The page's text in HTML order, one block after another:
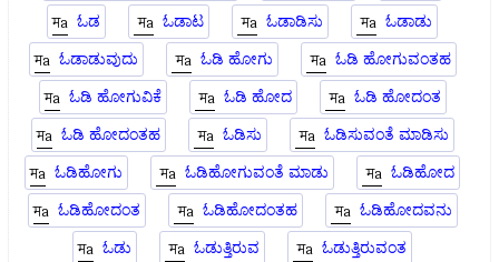
ಓಡ
ಓಡಾಟ ಓಡಾಡಿಸು
ಓಡಾಡು
ಓಡಾಡುವುದು
ಓಡಿ ಹೋಗು
ಓಡಿ ಹೋಗುವಂತಹ
ಓಡಿ ಹೋಗುವಿಕೆ
ಓಡಿ ಹೋದ
ಓಡಿ ಹೋದಂತ
ಓಡಿ ಹೋದಂತಹ
ಓಡಿಸು
ಓಡಿಸುವಂತೆ ಮಾಡಿಸು
ಓಡಿಹೋಗು
ಓಡಿಹೋಗುವಂತೆ ಮಾಡು
ಓಡಿಹೋದ
ಓಡಿಹೋದಂತ
ಓಡಿಹೋದಂತಹ
ಓಡಿಹೋದವನು
ಓಡು
ಓಡುತ್ತಿರುವ
ಓಡುತ್ತಿರುವಂತ